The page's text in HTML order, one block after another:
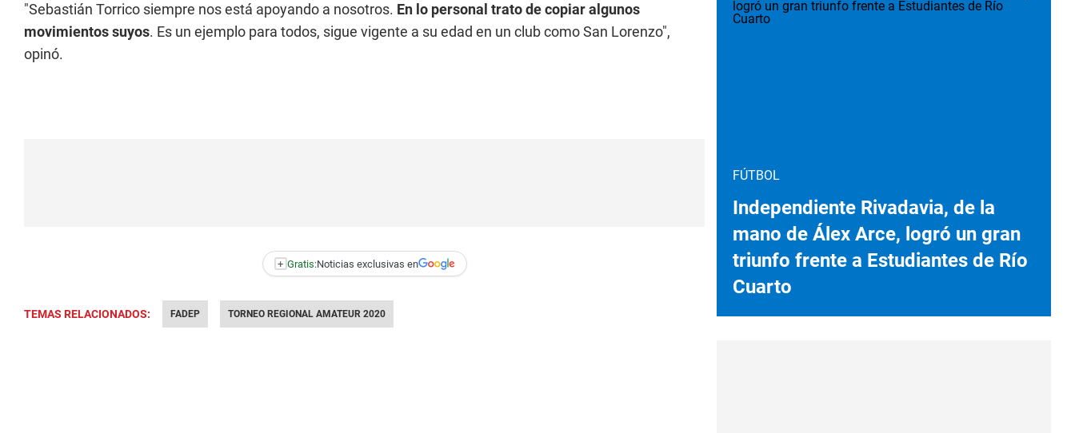
"Sebastián Torrico siempre nos está apoyando a nosotros. En lo personal trato de copiar algunos
movimientos suyos. Es un ejemplo para todos, sigue vigente a su edad en un club como San Lorenzo",
opinó.
+ Gratis:Noticias exclusivas en
TEMAS RELACIONADOS: FADEP TORNEO REGIONAL AMATEUR 2020
FÚTBOL
Independiente Rivadavia, de la
mano de Álex Arce, logró un gran
triunfo frente a Estudiantes de Río
Cuarto